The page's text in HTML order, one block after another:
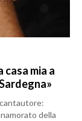
casa mia a
della